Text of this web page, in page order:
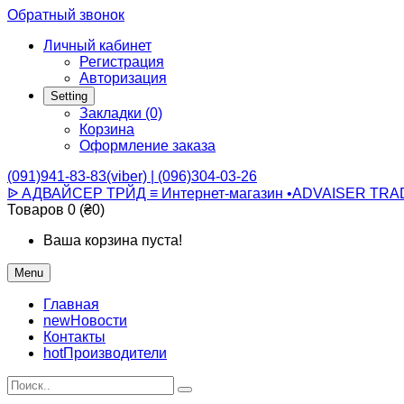
Обратный звонок
Личный кабинет
Регистрация
Авторизация
Setting
Закладки (0)
Корзина
Оформление заказа
(091)941-83-83(viber) | (096)304-03-26
ᐉ АДВАЙСЕР ТРЙД ≡ Интернет-магазин •ADVAISER
Товаров 0 (₴0)
Ваша корзина пуста!
Menu
Главная
newНовости
Контакты
hotПроизводители